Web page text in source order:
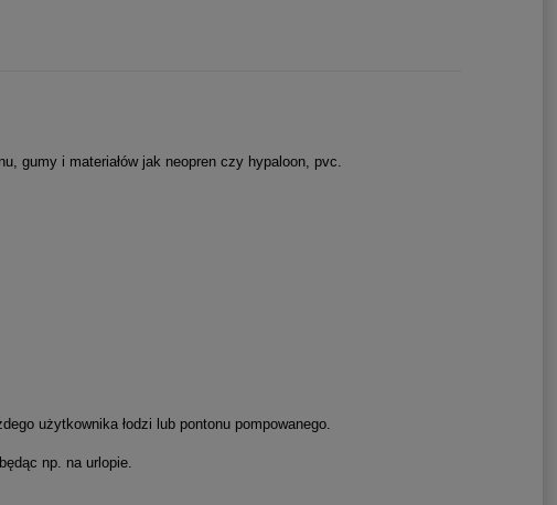
gumy i materiałów jak neopren czy hypaloon, pvc.
użytkownika łodzi lub pontonu pompowanego.
np. na urlopie.